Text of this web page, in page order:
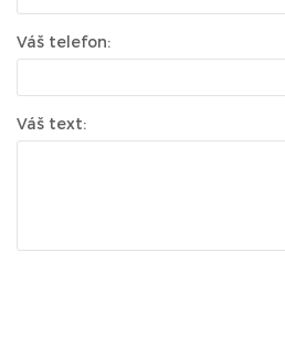
Váš telefon:
Váš text: